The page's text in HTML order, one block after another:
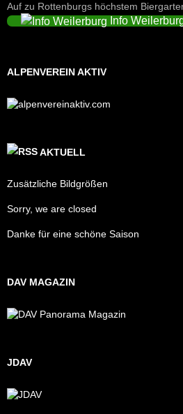
Auf zu Rottenburgs höchstem
Info
ALPENVEREIN AKTIV
AKTUELL
Zusätzliche Bildgrößen
Sorry, we are closed
Danke für eine schöne Saison
DAV MAGAZIN
JDAV